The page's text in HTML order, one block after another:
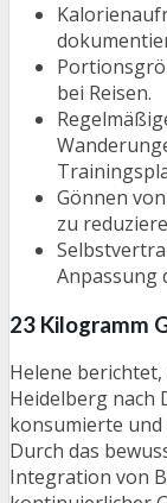
bei Reisen.
Gönnen
zu
Anpassung
23 Kilogramm
Helene
Heidelberg nach
konsumierte
Durch das
Integration von